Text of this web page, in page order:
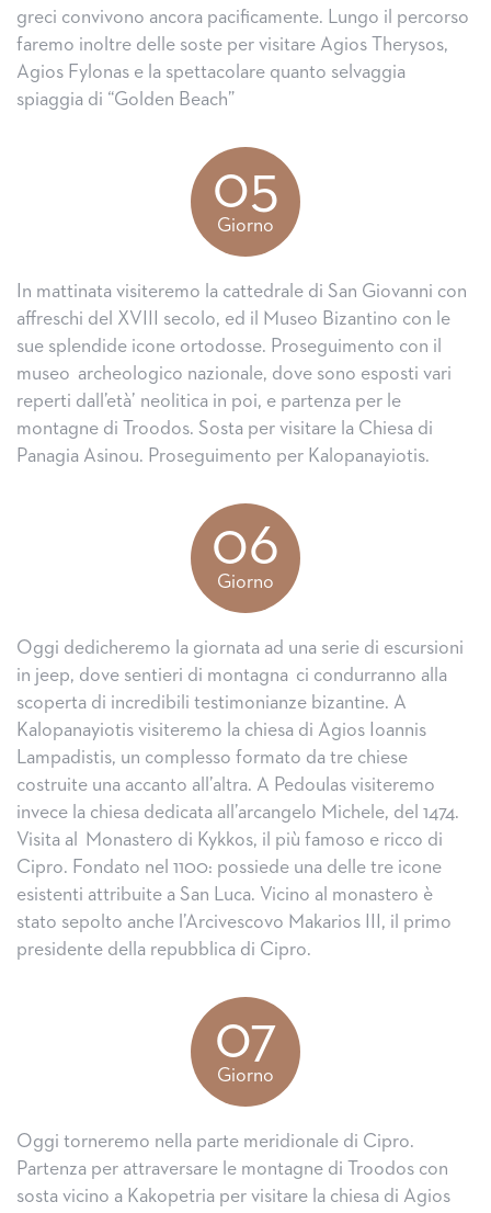
greci convivono ancora pacificamente. Lungo il percorso
faremo inoltre delle soste per visitare Agios Therysos,
Agios Fylonas e la spettacolare quanto selvaggia
spiaggia di “Golden Beach”
05
Giorno
In mattinata visiteremo la cattedrale di San Giovanni con
affreschi del XVIII secolo, ed il Museo Bizantino con le
sue splendide icone ortodosse. Proseguimento con il
museo archeologico nazionale, dove sono esposti vari
reperti dall’età’ neolitica in poi, e partenza per le
montagne di Troodos. Sosta per visitare la Chiesa di
Panagia Asinou. Proseguimento per Kalopanayiotis.
06
Giorno
Oggi dedicheremo la giornata ad una serie di escursioni
in jeep, dove sentieri di montagna ci condurranno alla
scoperta di incredibili testimonianze bizantine. A
Kalopanayiotis visiteremo la chiesa di Agios Ioannis
Lampadistis, un complesso formato da tre chiese
costruite una accanto all’altra. A Pedoulas visiteremo
invece la chiesa dedicata all’arcangelo Michele, del 1474.
Visita al Monastero di Kykkos, il più famoso e ricco di
Cipro. Fondato nel 1100: possiede una delle tre icone
esistenti attribuite a San Luca. Vicino al monastero è
stato sepolto anche l’Arcivescovo Makarios III, il primo
presidente della repubblica di Cipro.
07
Giorno
Oggi torneremo nella parte meridionale di Cipro.
Partenza per attraversare le montagne di Troodos con
sosta vicino a Kakopetria per visitare la chiesa di Agios